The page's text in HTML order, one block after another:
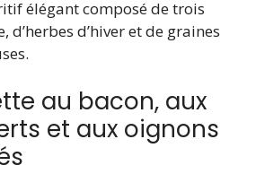
élégant composé de trois
d’herbes d’hiver et de graines
au bacon, aux
et aux oignons